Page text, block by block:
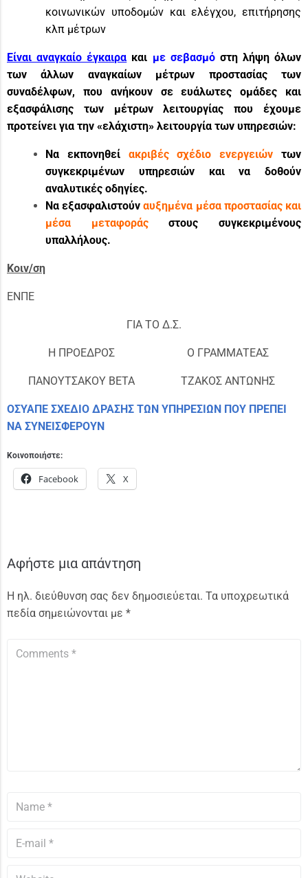
κοινωνικών υποδομών και ελέγχου, επιτήρησης
κλπ μέτρων
Είναι αναγκαίο έγκαιρα και με σεβασμόστη λήψη όλων
των άλλων αναγκαίων μέτρων προστασίας των
συναδέλφων, που ανήκουν σε ευάλωτες ομάδες και
εξασφάλισης των μέτρων λειτουργίας που έχουμε
προτείνει για την «ελάχιστη» λειτουργία των υπηρεσιών:
Να εκπονηθεί ακριβές σχέδιο ενεργειών των
συγκεκριμένων υπηρεσιών και να δοθούν
αναλυτικές οδηγίες.
Να εξασφαλιστούναυξημένα μέσα προστασίας και
μέσα μεταφοράςστους συγκεκριμένους
υπαλλήλους.
Κοιν/ση
ΕΝΠΕ
ΓΙΑ ΤΟ Δ.Σ.
Η ΠΡΟΕΔΡΟΣ
ΠΑΝΟΥΤΣΑΚΟΥ ΒΕΤΑ
Ο ΓΡΑΜΜΑΤΕΑΣ
ΤΖΑΚΟΣ ΑΝΤΩΝΗΣ
ΟΣΥΑΠΕ ΣΧΕΔΙΟ ΔΡΑΣΗΣ ΤΩΝ ΥΠΗΡΕΣΙΩΝ ΠΟΥ ΠΡΕΠΕΙ
ΝΑ ΣΥΝΕΙΣΦΕΡΟΥΝ
Κοινοποιήστε:
Facebook X
Αφήστε μια απάντηση
Η ηλ. διεύθυνση σας δεν δημοσιεύεται. Τα υποχρεωτικά
πεδία σημειώνονται με *